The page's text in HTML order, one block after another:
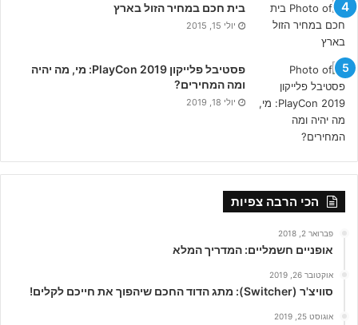
בית חכם במחיר הזול בארץ
יולי 15, 2015
פסטיבל פלייקון PlayCon 2019: מי, מה יהיה
ומה המחירים?
יולי 18, 2019
הכי הרבה צפיות
פברואר 2, 2018
אופניים חשמליים: המדריך המלא
אוקטובר 26, 2019
סוויצ'ר (Switcher): מתג הדוד החכם שיהפוך את חייכם לקלים!
אוגוסט 25, 2019